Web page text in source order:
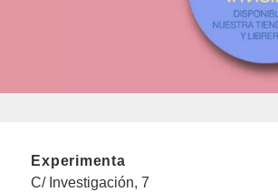
Experimenta
C/ Investigación, 7